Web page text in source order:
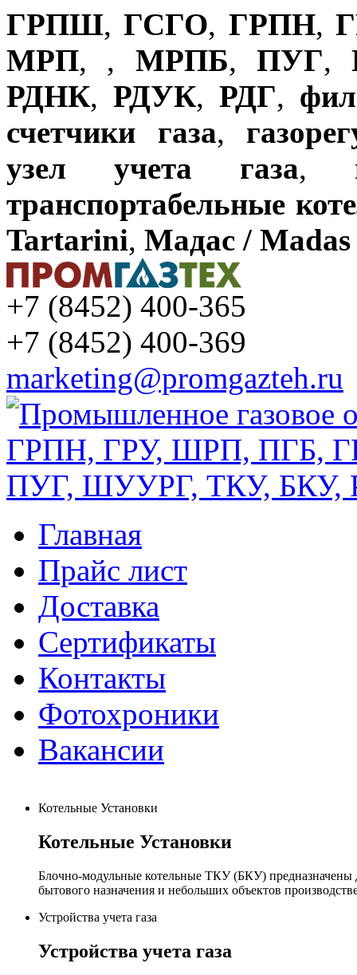
ГРПШ,ГСГО, ГРПН,
МРП, , МРПБ, ПУГ,
РДНК, РДУК, РДГ,
счетчики газа,
узел учета газа,
транспортабельные
Tartarini, Мадас / Madas
+7 (8452) 400-365
+7 (8452) 400-369
marketing@promgazteh.ru
Главная
Прайс лист
Доставка
Сертификаты
Контакты
Фотохроники
Вакансии
Котельные Установки
Котельные Установки
Блочно-модульные котельные ТКУ (БКУ) предназначены
бытового назначения и небольших объектов
Устройства учета газа
Устройства учета газа